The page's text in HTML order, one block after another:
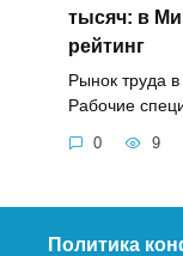
тысяч: в
рейтинг
Рынок труда
Рабочие
0 9
Политика